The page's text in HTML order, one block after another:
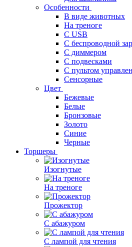
Особенности
В виде животных
На треноге
С USB
С беспроводной
С диммером
С подвесками
С пультом
Сенсорные
Цвет
Бежевые
Белые
Бронзовые
Золото
Синие
Черные
Торшеры
Изогнутые
На треноге
Прожектор
С абажуром
С лампой для чтения